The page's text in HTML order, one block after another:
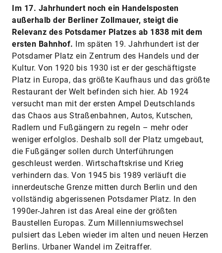
Im 17. Jahrhundert noch ein Handelsposten
außerhalb der Berliner Zollmauer, steigt die
Relevanz des Potsdamer Platzes ab 1838 mit dem
ersten Bahnhof. Im späten 19. Jahrhundert ist der
Potsdamer Platz ein Zentrum des Handels und der
Kultur. Von 1920 bis 1930 ist er der geschäftigste
Platz in Europa, das größte Kaufhaus und das größte
Restaurant der Welt befinden sich hier. Ab 1924
versucht man mit der ersten Ampel Deutschlands
das Chaos aus Straßenbahnen, Autos, Kutschen,
Radlern und Fußgängern zu regeln – mehr oder
weniger erfolglos. Deshalb soll der Platz umgebaut,
die Fußgänger sollen durch Unterführungen
geschleust werden. Wirtschaftskrise und Krieg
verhindern das. Von 1945 bis 1989 verläuft die
innerdeutsche Grenze mitten durch Berlin und den
vollständig abgerissenen Potsdamer Platz. In den
1990er-Jahren ist das Areal eine der größten
Baustellen Europas. Zum Millenniumswechsel
pulsiert das Leben wieder im alten und neuen Herzen
Berlins. Urbaner Wandel im Zeitraffer.